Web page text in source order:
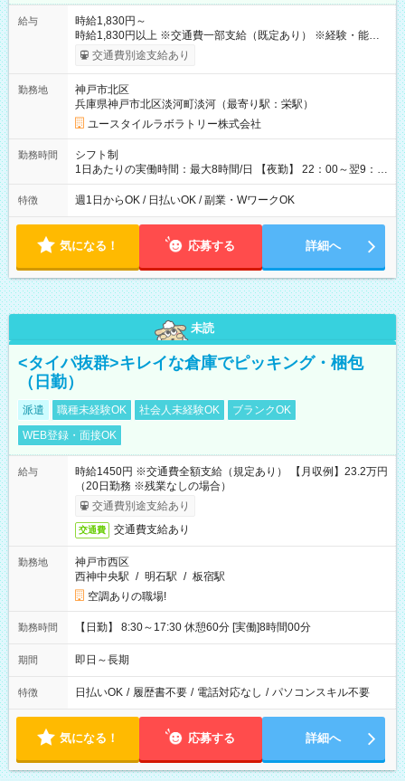
給与
時給1,830円～
時給1,830円以上 ※交通費一部支給（既定あり） ※経験・能力を
考慮して決定します 【収入例】 週1回勤務の場合：1,830円×8時
間×4回=5万8,560円 週3回勤務の場合：1,830円×8時間×12回
月 ※ 雇用形態と給与に、本採用時と異なる部分があります。 雇
用形態：本採用時と同じです。 給与：時給 1,550円以上
交通費別途支給あり
勤務地
神戸市北区
兵庫県神戸市北区淡河町淡河（最寄り駅：栄駅）
ユースタイルラボラトリー株式会社
勤務時間
シフト制
1日あたりの実働時間：最大8時間/日 【夜勤】 22：00～翌9：
00 ※週1日～OK ／ 夜勤専従 ＊＊ 勤務時間例 ＊＊ ■22時か
ら翌7時 ■23時から翌8時 ■24時から翌9時 など ※上記の時間
ます。 ※曜日固定（毎週同じ曜日での勤務となります）
特徴 週1日からOK / 日払いOK / 副業・WワークOK
気になる！ 応募する 詳細へ
未読
<タイパ抜群>キレイな倉庫でピッキング・梱包
（日勤）
派遣 職種未経験OK 社会人未経験OK
ブランクOK
WEB登録・面接OK
給与
時給1450円 ※交通費全額支給（規定あり） 【月収例】23.2万円
（20日勤務 ※残業なしの場合）
交通費別途支給あり
交通費 交通費支給あり
勤務地
神戸市西区
西神中央駅 / 明石駅 / 板宿駅
空調ありの職場!
勤務時間 【日勤】 8:30～17:30 休憩60分 [実働]8時間00分
期間 即日～長期
特徴 日払いOK / 履歴書不要 / 電話対応なし / パソコンスキル不要
気になる！ 応募する 詳細へ